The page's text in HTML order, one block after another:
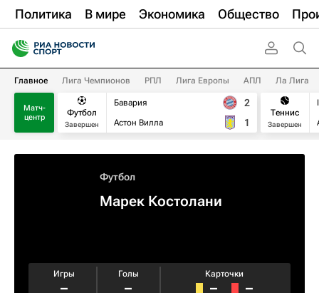
Политика В мире Экономика Общество
Главное Лига Чемпионов РПЛ Лига Европы АПЛ Ла Лига
Матч-
центр
Футбол
Завершен
Бавария
Астон Вилла
2
1
Теннис
Завершен
Футбол
Марек Костолани
Игры
–
Голы
–
Карточки
– –